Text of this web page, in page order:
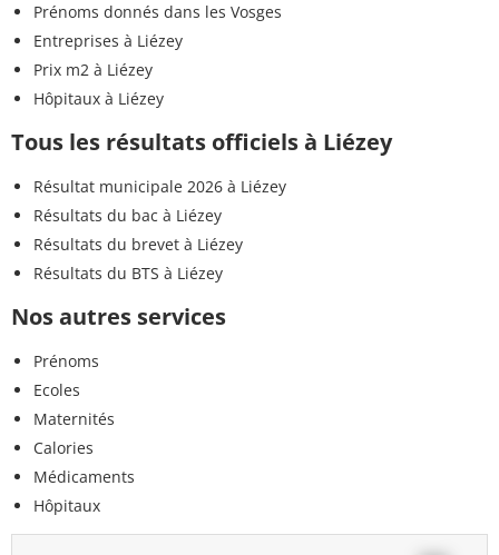
Prénoms donnés dans les Vosges
Entreprises à Liézey
Prix m2 à Liézey
Hôpitaux à Liézey
Tous les résultats officiels à Liézey
Résultat municipale 2026 à Liézey
Résultats du bac à Liézey
Résultats du brevet à Liézey
Résultats du BTS à Liézey
Nos autres services
Prénoms
Ecoles
Maternités
Calories
Médicaments
Hôpitaux